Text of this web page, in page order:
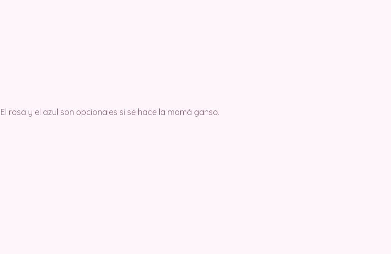
rosa y el azul son opcionales si se hace la mamá ganso.